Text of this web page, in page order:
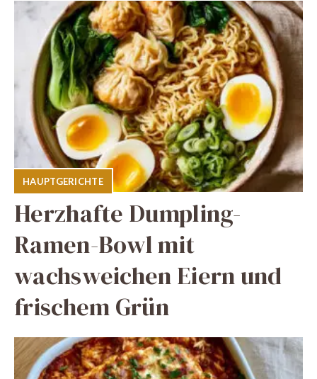
HAUPTGERICHTE
Herzhafte Dumpling-
Ramen-Bowl mit
wachsweichen Eiern und
frischem Grün